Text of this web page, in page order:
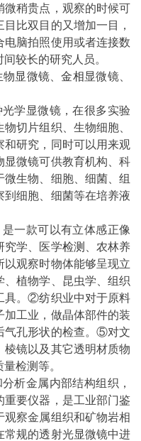
微稍贵点，观察的时候可
比双目的又增加一目，
脑拍照使用或者连接数
较长的研究人员。
物显微镜、金相显微镜、
光学显微镜，在很多实验
切片组织、生物细胞、
和研究，同时可以用来观
显微镜可供教育机构、科
生物、细胞、细菌、组
细胞、细菌等在培养液
一款可以有立体感正像
究学、医学检测
、农林养
观察时物体能够呈现立
植物学、昆虫学、组织
具。②纺织业中对于原料
工业，做晶体部件的装
气孔形状的检查。⑤对文
镜以及其它透明材质物
检测等。
析金属内部结构组织，
重要仪器，是工业部门鉴
观察金属组织和矿物岩相
常规的透射光显微镜中进